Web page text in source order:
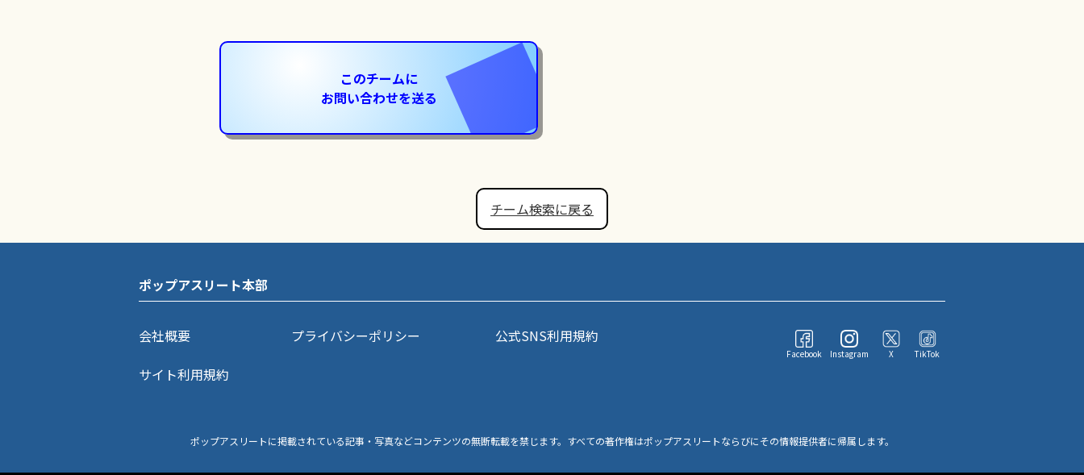
このチームに
お問い合わせを送る
チーム検索に戻る
ポップアスリート本部
会社概要 プライバシーポリシー
公式SNS利用規約
サイト利用規約
Facebook Instagram X TikTok
ポップアスリートに掲載されている記事・写真などコンテンツの無断転載を禁じます。すべての著作権はポップアスリートならびにその情報提供者に帰属します。